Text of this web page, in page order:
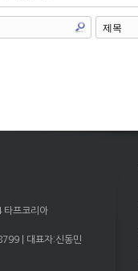
타프코리아
| 대표자:신동민